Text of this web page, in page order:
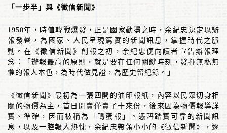
「一步半」與《徵信新聞》
1950年，時值韓戰爆發，正是國家動盪之時，余紀忠決定以辦
報發聲，為國家、人民呈現篤實的新聞訊息，掌握時代之脈
動。在《徵信新聞》創報之初，余紀忠便向讀者宣告辦報理
念：「辦報最高的原則，就是要在任何關鍵時刻，發揮無私無
懼的報人本色，為時代做見證，為歷史留紀錄。」
《徵信新聞》最初為一張四開的油印報紙，內容以民眾切身相
關的物價為主，首日開賣僅賣了十來份，後來因為物價報導詳
實、準確，因而被稱為「鴨蛋報」。憑藉踏實可靠的新聞訊
息，以及一腔報人熱忱，余紀忠帶領小小的《徵信新聞》，逐